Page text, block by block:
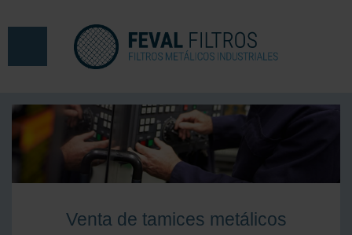
Venta de tamices metálicos